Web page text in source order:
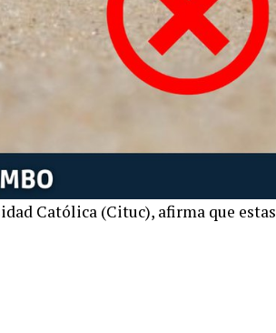
Católica (Cituc), afirma que estas